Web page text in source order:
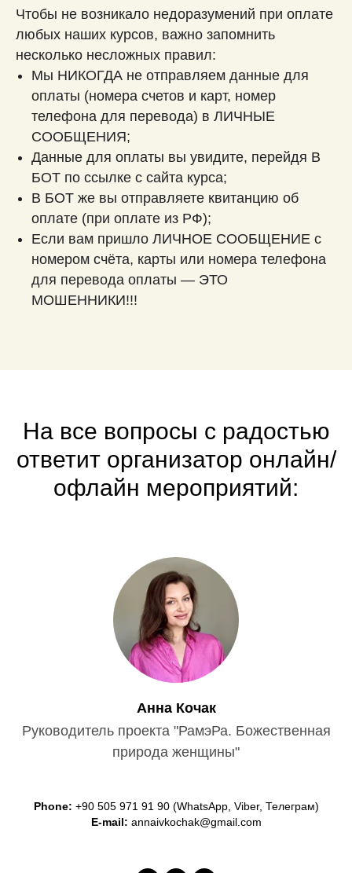
Чтобы не возникало недоразумений при оплате
любых наших курсов, важно запомнить
несколько несложных правил:
Мы НИКОГДА не отправляем данные для
оплаты (номера счетов и карт, номер
телефона для перевода) в ЛИЧНЫЕ
СООБЩЕНИЯ;
Данные для оплаты вы увидите, перейдя В
БОТ по ссылке с сайта курса;
В БОТ же вы отправляете квитанцию об
оплате (при оплате из РФ);
Если вам пришло ЛИЧНОЕ СООБЩЕНИЕ с
номером счёта, карты или номера телефона
для перевода оплаты — ЭТО
МОШЕННИКИ!!!
На все вопросы с радостью
ответит организатор онлайн/
офлайн мероприятий:
Анна Кочак
Руководитель проекта "РамэРа. Божественная
природа женщины"
Phone: +90 505 971 91 90(WhatsApp, Viber, Телеграм)
E-mail: annaivkochak@gmail.com